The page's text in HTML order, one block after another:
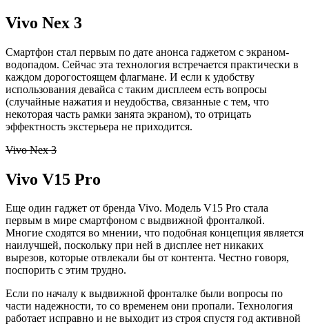
Vivo Nex 3
Смартфон стал первым по дате анонса гаджетом с экраном-
водопадом. Сейчас эта технология встречается практически в
каждом дорогостоящем флагмане. И если к удобству
использования девайса с таким дисплеем есть вопросы
(случайные нажатия и неудобства, связанные с тем, что
некоторая часть рамки занята экраном), то отрицать
эффектность экстерьера не приходится.
Vivo Nex 3
Vivo V15 Pro
Еще один гаджет от бренда Vivo. Модель V15 Pro стала
первым в мире смартфоном с выдвижной фронталкой.
Многие сходятся во мнении, что подобная концепция является
наилучшей, поскольку при ней в дисплее нет никаких
вырезов, которые отвлекали бы от контента. Честно говоря,
поспорить с этим трудно.
Если по началу к выдвижной фронталке были вопросы по
части надежности, то со временем они пропали. Технология
работает исправно и не выходит из строя спустя год активной